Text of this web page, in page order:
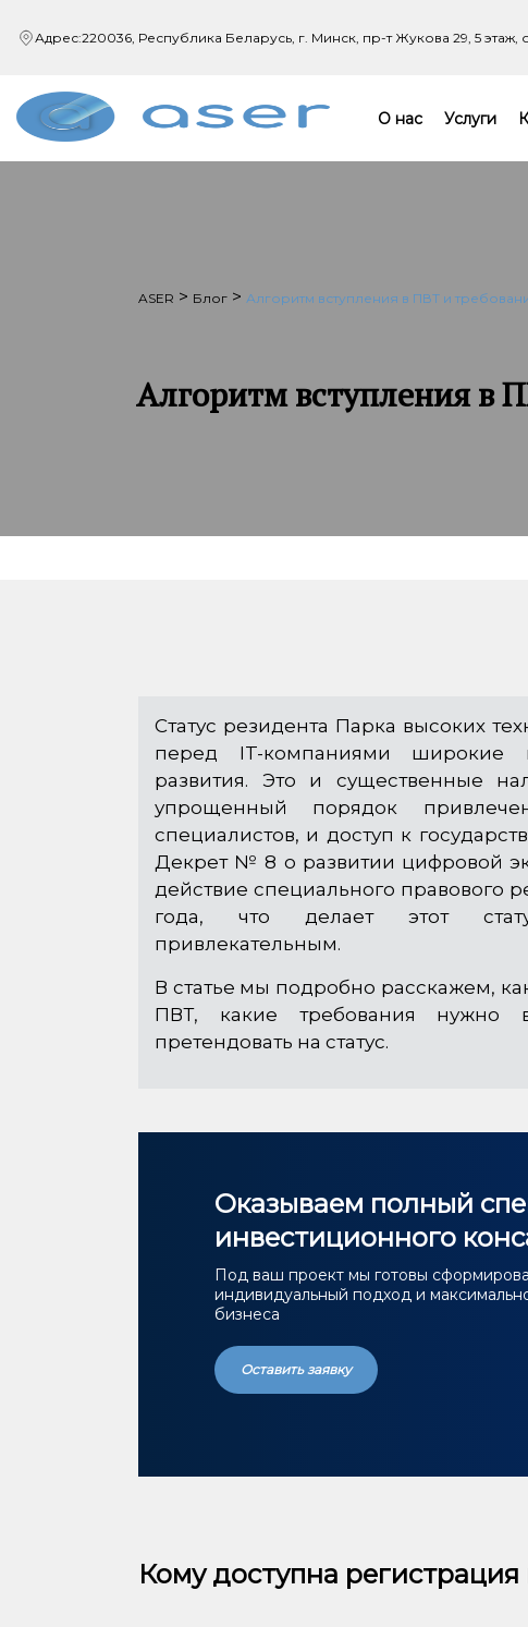
Адрес:220036, Республика Беларусь, г. Минск, пр-т Жукова 29, 5 этаж,
О нас Услуги
ASER > Блог > Алгоритм вступления в ПВТ и
Алгоритм вступления в
Статус резидента Парка высоких
перед IT-компаниями широкие
развития. Это и существенные
упрощенный порядок
специалистов, и доступ к
Декрет № 8 о развитии цифровой
действие специального правового
года, что делает этот
привлекательным.
В статье мы подробно расскажем,
ПВТ, какие требования нужно
претендовать на статус.
Оказываем полный
инвестиционного
Под ваш проект мы готовы
индивидуальный подход и
бизнеса
Оставить заявку
Кому доступна